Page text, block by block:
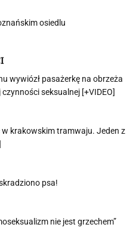
osiedlu
wywiózł pasażerkę na obrzeża
seksualnej [+VIDEO]
krakowskim tramwaju. Jeden z
psa!
nie jest grzechem”